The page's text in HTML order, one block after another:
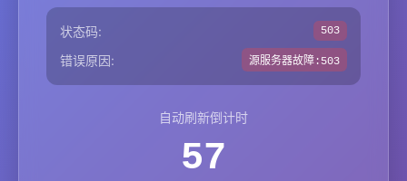
状态码: 503
错误原因: 源服务器故障:503
自动刷新倒计时
57